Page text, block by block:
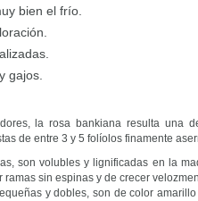
bien el frío.
gajos.
la rosa bankiana resulta una
de entre 3 y 5 folíolos finamente
son volubles y lignificadas en la
sin espinas y de crecer
y dobles, son de color